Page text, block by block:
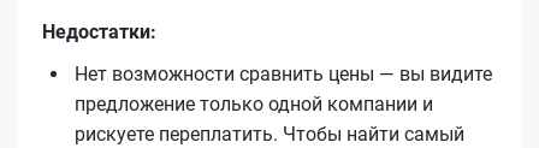
Недостатки:
Нет возможности сравнить цены — вы видите
предложение только одной компании и
рискуете переплатить. Чтобы найти самый